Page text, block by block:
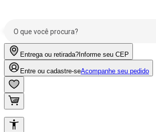
Entrega ou retirada? Informe seu CEP
Entre ou cadastre-seAcompanhe seu pedido